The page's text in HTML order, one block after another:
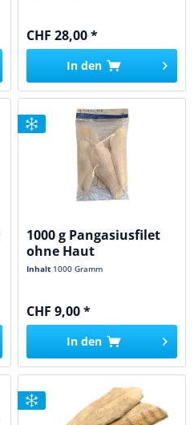
CHF 28,00 *
In den
1000 g Pangasiusfilet
ohne Haut
Inhalt 1000 Gramm
CHF 9,00 *
In den